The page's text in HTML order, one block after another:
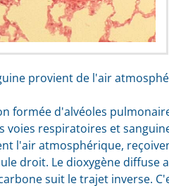
provient de l'air
formée d'alvéoles
respiratoires et
l'air atmosphérique,
droit. Le dioxygène diffuse
suit le trajet inverse.